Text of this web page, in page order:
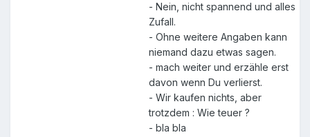
- Nein, nicht spannend und alles
Zufall.
- Ohne weitere Angaben kann
niemand dazu etwas sagen.
- mach weiter und erzähle erst
davon wenn Du verlierst.
- Wir kaufen nichts, aber
trotzdem : Wie teuer ?
- bla bla